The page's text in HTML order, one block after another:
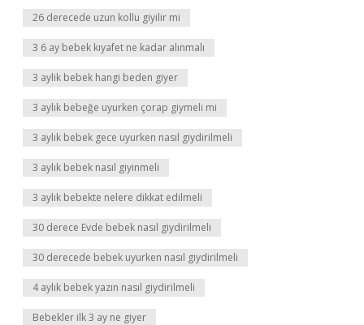
26 derecede uzun kollu giyilir mi
3 6 ay bebek kıyafet ne kadar alınmalı
3 aylik bebek hangi beden giyer
3 aylık bebeğe uyurken çorap giymeli mi
3 aylık bebek gece uyurken nasıl giydirilmeli
3 aylık bebek nasıl giyinmeli
3 aylık bebekte nelere dikkat edilmeli
30 derece Evde bebek nasıl giydirilmeli
30 derecede bebek uyurken nasıl giydirilmeli
4 aylık bebek yazın nasıl giydirilmeli
Bebekler ilk 3 ay ne giyer